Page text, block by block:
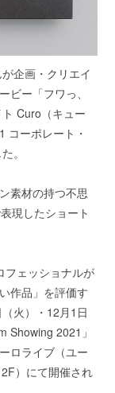
企画・クリエイ
ビー「フワっ、
Curo（キュー
コーポレート・
。
素材の持つ不思
現したショート
フェッショナルが
作品」を評価す
火）・12月1日
Showing 2021」
ロライブ（ユー
）にて開催され